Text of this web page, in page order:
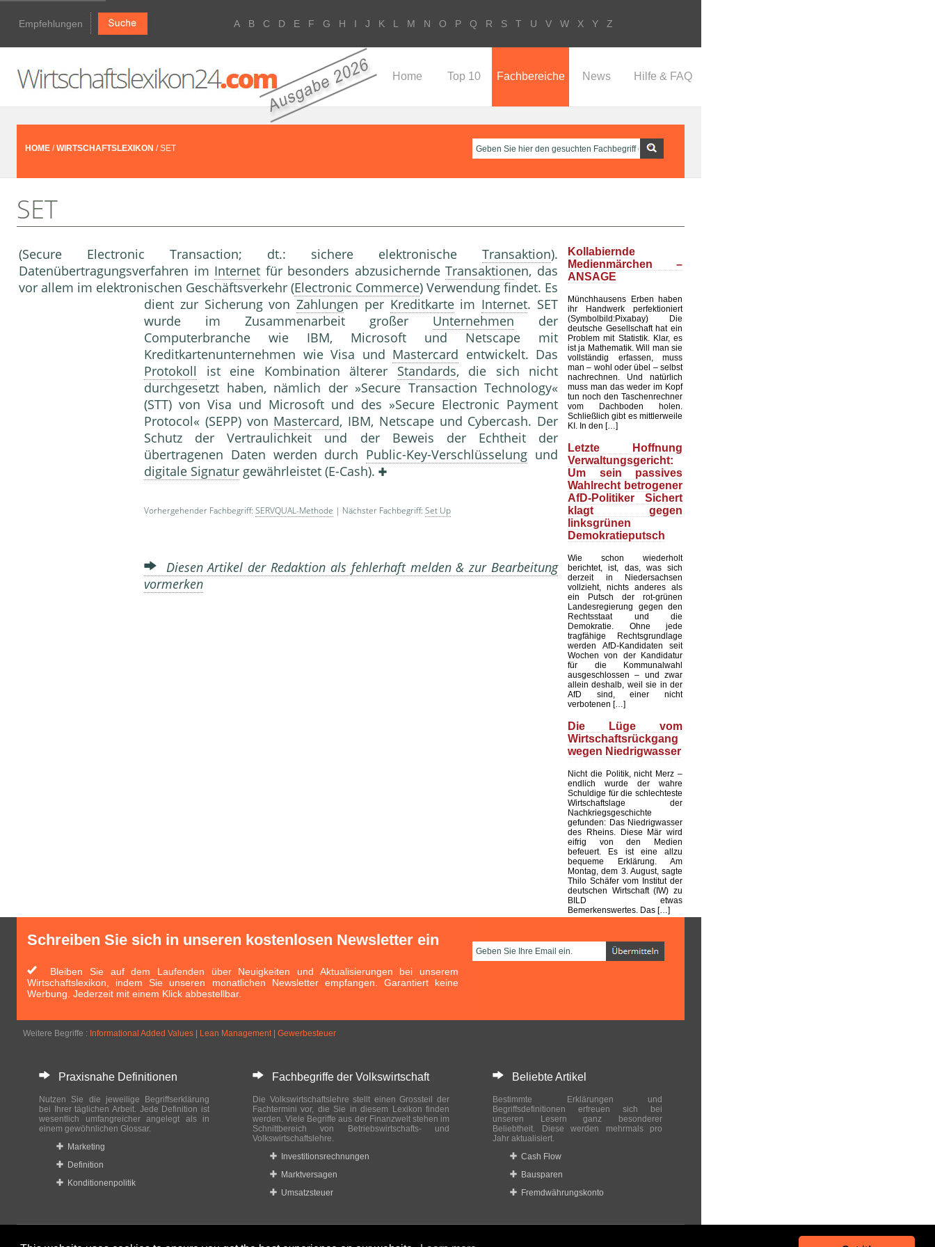
Empfehlungen A B C D E F G H I J K L M N O P Q R S T U V W X Y Z
Home Top 10 Fachbereiche News Hilfe & FAQ
HOME /WIRTSCHAFTSLEXIKON / SET
SET
(Secure Electronic Transaction; dt.: sichere elektronische Transaktion).
Datenübertragungsverfahren im Internet für besonders abzusicherndeTransaktionen, das
vor allem im elektronischen Geschäftsverkehr (Electronic Commerce) Verwendung findet. Es
dient zur Sicherung vonZahlungen per Kreditkarteim Internet. SET
wurde im Zusammenarbeit großer Unternehmen der
Computerbranche wie IBM, Microsoft und Netscape mit
Kreditkartenunternehmen wie Visa und Mastercard entwickelt. Das
Protokoll ist eine Kombination älterer Standards, die sich nicht
durchgesetzt haben, nämlich der »Secure Transaction Technology«
(STT) von Visa und Microsoft und des »Secure Electronic Payment
Protocol« (SEPP) von Mastercard, IBM, Netscape und Cybercash. Der
Schutz der Vertraulichkeit und der Beweis der Echtheit der
übertragenen Daten werden durch Public-Key-Verschlüsselung und
digitale Signatur gewährleistet (E-Cash).
Vorhergehender Fachbegriff: SERVQUAL-Methode | Nächster Fachbegriff: Set Up
Diesen Artikel der Redaktion als fehlerhaft melden & zur Bearbeitung
vormerken
Kollabiernde
Medienmärchen –
ANSAGE
Münchhausens Erben haben
ihr Handwerk perfektioniert
(Symbolbild:Pixabay) Die
deutsche Gesellschaft hat ein
Problem mit Statistik. Klar, es
ist ja Mathematik. Will man sie
vollständig erfassen, muss
man – wohl oder übel – selbst
nachrechnen. Und natürlich
muss man das weder im Kopf
tun noch den Taschenrechner
vom Dachboden holen.
Schließlich gibt es mittlerweile
KI. In den […]
Letzte Hoffnung
Verwaltungsgericht:
Um sein passives
Wahlrecht betrogener
AfD-Politiker Sichert
klagt gegen
linksgrünen
Demokratieputsch
Wie schon wiederholt
berichtet, ist, das, was sich
derzeit in Niedersachsen
vollzieht, nichts anderes als
ein Putsch der rot-grünen
Landesregierung gegen den
Rechtsstaat und die
Demokratie. Ohne jede
tragfähige Rechtsgrundlage
werden AfD-Kandidaten seit
Wochen von der Kandidatur
für die Kommunalwahl
ausgeschlossen – und zwar
allein deshalb, weil sie in der
AfD sind, einer nicht
verbotenen […]
Die Lüge vom
Wirtschaftsrückgang
wegen Niedrigwasser
Nicht die Politik, nicht Merz –
endlich wurde der wahre
Schuldige für die schlechteste
Wirtschaftslage der
Nachkriegsgeschichte
gefunden: Das Niedrigwasser
des Rheins. Diese Mär wird
eifrig von den Medien
befeuert. Es ist eine allzu
bequeme Erklärung. Am
Montag, dem 3. August, sagte
Thilo Schäfer vom Institut der
deutschen Wirtschaft (IW) zu
BILD etwas
Bemerkenswertes. Das […]
Schreiben Sie sich in unseren kostenlosen Newsletter ein
Bleiben Sie auf dem Laufenden über Neuigkeiten und Aktualisierungen bei unserem
Wirtschaftslexikon, indem Sie unseren monatlichen Newsletter empfangen. Garantiert keine
Werbung. Jederzeit mit einem Klick abbestellbar.
Weitere Begriffe : Informational Added Values Lean Management| Gewerbesteuer
Praxisnahe Definitionen
Nutzen Sie die jeweilige Begriffserklärung
bei Ihrer täglichen Arbeit. Jede Definition ist
wesentlich umfangreicher angelegt als in
einem gewöhnlichen Glossar.
Marketing
Definition
Konditionenpolitik
Fachbegriffe der Volkswirtschaft
Die Volkswirtschaftslehre stellt einen Grossteil der
Fachtermini vor, die Sie in diesem Lexikon finden
werden. Viele Begriffe aus der Finanzwelt stehen im
Schnittbereich von Betriebswirtschafts- und
Volkswirtschaftslehre.
Investitionsrechnungen
Marktversagen
Umsatzsteuer
Beliebte Artikel
Bestimmte Erklärungen und
Begriffsdefinitionen erfreuen sich bei
unseren Lesern ganz besonderer
Beliebtheit. Diese werden mehrmals pro
Jahr aktualisiert.
Cash Flow
Bausparen
Fremdwährungskonto